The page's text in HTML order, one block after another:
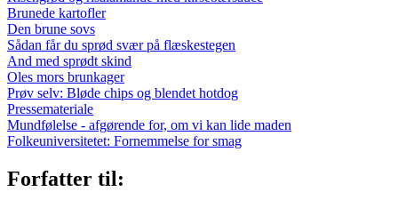
Brunede kartofler
Den brune sovs
Sådan får du sprød svær på flæskestegen
And med sprødt skind
Oles mors brunkager
Prøv selv: Bløde chips og blendet hotdog
Pressemateriale
Mundfølelse - afgørende for, om vi kan lide maden
Folkeuniversitetet: Fornemmelse for smag
Forfatter til: